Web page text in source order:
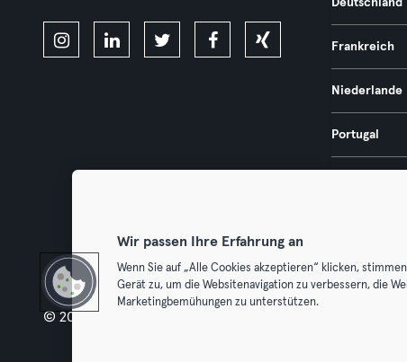
Deutschland
Frankreich
Niederlande
Portugal
© 2026 Urban Sports Group GmbH. All rights reserved.
Wir passen Ihre Erfahrung an
Wenn Sie auf „Alle Cookies akzeptieren“ klicken,
Gerät zu, um die Websitenavigation zu verbessern, die
Marketingbemühungen zu unterstützen.